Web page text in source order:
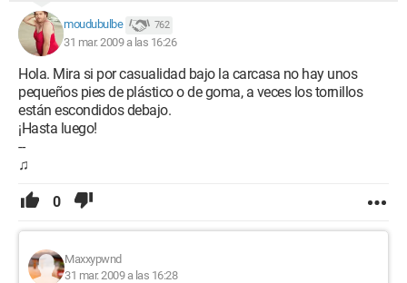
moudubulbe 762
31 mar. 2009 a las 16:26
Hola. Mira si por casualidad bajo la carcasa no hay unos
pequeños pies de plástico o de goma, a veces los tornillos
están escondidos debajo.
¡Hasta luego!
--
♫
0
Maxxypwnd
31 mar. 2009 a las 16:28